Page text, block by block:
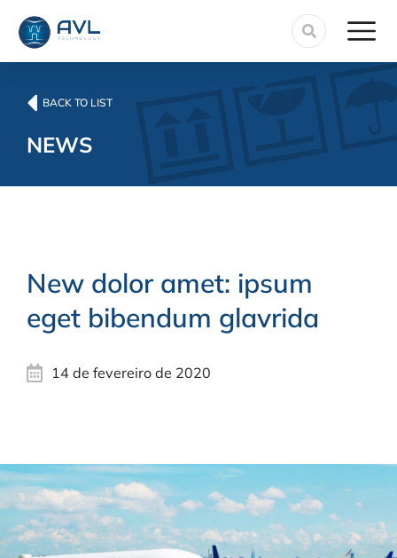
BACK TO LIST
NEWS
New dolor amet: ipsum
eget bibendum glavrida
14 de fevereiro de 2020